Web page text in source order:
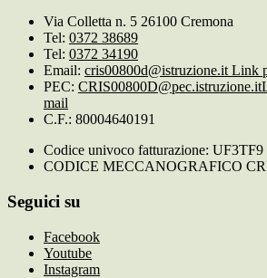
Via Colletta n. 5 26100 Cremona
Tel: 0372 38689
Tel: 0372 34190
Email: cris00800d@istruzione.it Link
PEC: CRIS00800D@pec.istruzione.it
mail
C.F.: 80004640191
Codice univoco fatturazione: UF3TF9
CODICE MECCANOGRAFICO
Seguici su
Facebook
Youtube
Instagram